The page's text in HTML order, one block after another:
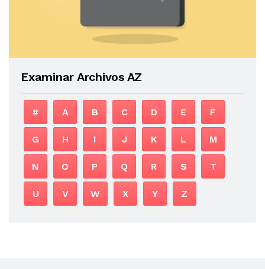
Examinar Archivos AZ
# A B C D E F
G H I J K L M
N O P Q R S T
U V W X Y Z